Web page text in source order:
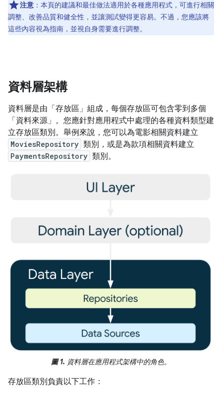
注意 ： 本頁的建議和最佳做法適用於各種應用程式，可進行相關
調整、改善品質和健全性，並讓測試變得更容易。不過，您應該將
這些內容視為指南，並視自身需要進行調整。
資料層架構
資料層是由「存放區」 組成，每個存放區可包含零到多個
「資料來源」 。您應針對應用程式中處理的各種資料類型建
立存放區類別。舉例來說，您可以為電影相關資料建立
MoviesRepository 類別，或是為款項相關資料建立
PaymentsRepository 類別。
圖 1. 資料層在應用程式架構中的角色。
存放區類別負責以下工作：